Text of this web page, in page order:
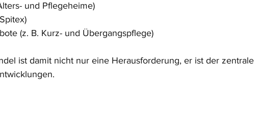
und Pflegeheime)
(z. B. Kurz- und Übergangspflege)
ist damit nicht nur eine Herausforderung, er ist der zentrale